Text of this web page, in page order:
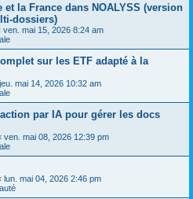
la France dans NOALYSS (version
dossiers)
ven. mai 15, 2026 8:24 am
sur les ETF adapté à la
jeu. mai 14, 2026 10:32 am
par IA pour gérer les docs
ven. mai 08, 2026 12:39 pm
lun. mai 04, 2026 2:46 pm